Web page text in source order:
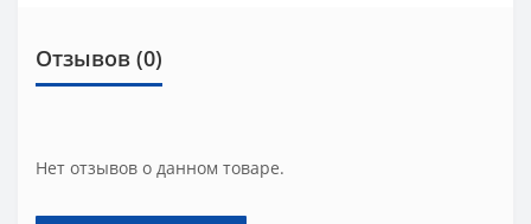
Отзывов (0)
Нет отзывов о данном товаре.